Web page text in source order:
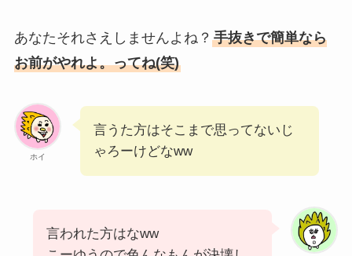
あなたそれさえしませんよね？ 手抜きで簡単なら
お前がやれよ。ってね(笑)
ホイ
言うた方はそこまで思ってないじ
ゃろーけどなww
言われた方はなww